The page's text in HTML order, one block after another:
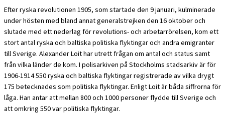
Efter ryska revolutionen 1905, som startade den 9 januari, kulminerade
under hösten med bland annat generalstrejken den 16 oktober och
slutade med ett nederlag för revolutions- och arbetarrörelsen, kom ett
stort antal ryska och baltiska politiska flyktingar och andra emigranter
till Sverige. Alexander Loit har utrett frågan om antal och status samt
från vilka länder de kom. I polisarkiven på Stockholms stadsarkiv är för
1906-1914 550 ryska och baltiska flyktingar registrerade av vilka drygt
175 betecknades som politiska flyktingar. Enligt Loit är båda siffrorna för
låga. Han antar att mellan 800 och 1000 personer flydde till Sverige och
att omkring 550 var politiska flyktingar.